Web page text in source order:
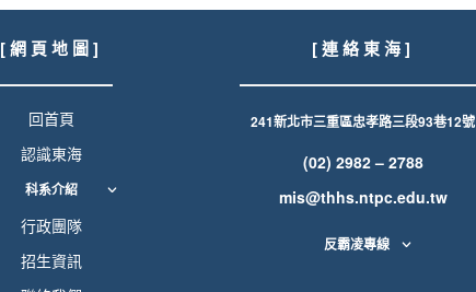
[ 網 頁 地 圖 ]
回首頁
認識東海
科系介紹
行政團隊
招生資訊
[ 連 絡 東 海 ]
241新北市三重區忠孝路三段93巷12號
(02) 2982 – 2788
mis@thhs.ntpc.edu.tw
反霸凌專線